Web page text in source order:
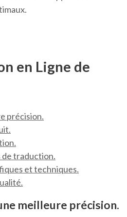
en Ligne de
précision.
de traduction.
et techniques.
meilleure précision.